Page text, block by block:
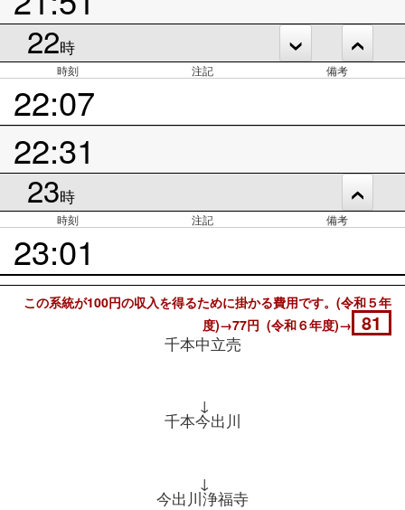
22時
時刻 注記 備考
22:07
22:31
23時
時刻 注記 備考
23:01
この系統が100円の収入を得るために掛かる費用です。(令和５年
度)→77円 (令和６年度)→ 81
千本中立売
↓
千本今出川
↓
今出川浄福寺